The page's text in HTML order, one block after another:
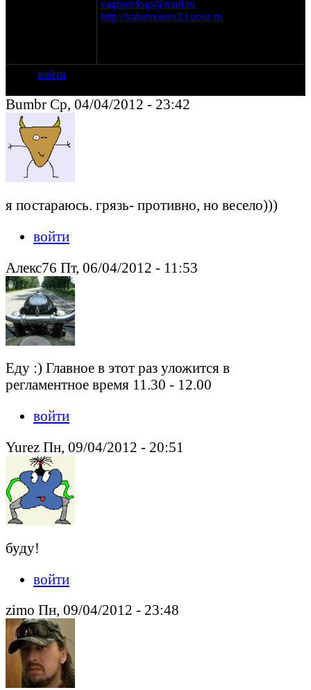
vagrantdogs@mail.ru
http://kabamotors33.ucoz.ru
войти
Bumbr Ср, 04/04/2012 - 23:42
я постараюсь. грязь- противно, но весело)))
войти
Алекс76 Пт, 06/04/2012 - 11:53
Еду :) Главное в этот раз уложится в
регламентное время 11.30 - 12.00
войти
Yurez Пн, 09/04/2012 - 20:51
буду!
войти
zimo Пн, 09/04/2012 - 23:48